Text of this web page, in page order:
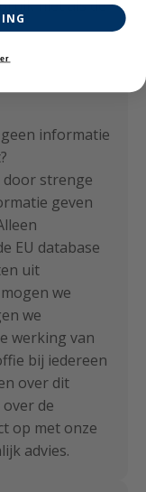
niet als de
informatie
door strenge
geven
EU database
uit
we
we
werking van
bij iedereen
over dit
de
op met onze
advies.